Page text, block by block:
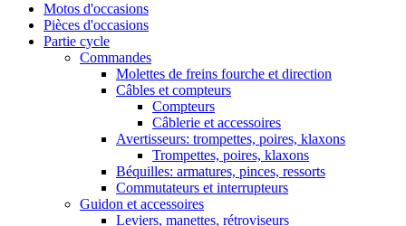
Motos d'occasions
Pièces d'occasions
Partie cycle
Commandes
Molettes de freins fourche et direction
Câbles et compteurs
Compteurs
Câblerie et accessoires
Avertisseurs: trompettes, poires, klaxons
Trompettes, poires, klaxons
Béquilles: armatures, pinces, ressorts
Commutateurs et interrupteurs
Guidon et accessoires
Leviers, manettes, rétroviseurs